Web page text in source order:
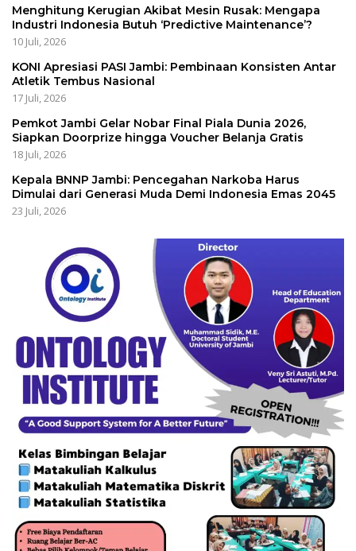
Menghitung Kerugian Akibat Mesin Rusak: Mengapa
Industri Indonesia Butuh ‘Predictive Maintenance’?
10 Juli, 2026
KONI Apresiasi PASI Jambi: Pembinaan Konsisten Antar
Atletik Tembus Nasional
17 Juli, 2026
Pemkot Jambi Gelar Nobar Final Piala Dunia 2026,
Siapkan Doorprize hingga Voucher Belanja Gratis
18 Juli, 2026
Kepala BNNP Jambi: Pencegahan Narkoba Harus
Dimulai dari Generasi Muda Demi Indonesia Emas 2045
23 Juli, 2026